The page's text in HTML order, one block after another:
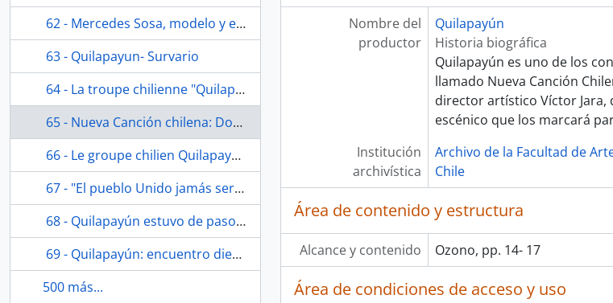
62 - Mercedes Sosa, modelo y ejemplo
63 - Quilapayun- Survario
64 - La troupe chilienne "Quilapayun" ce soir à la salle des fêtes
65 - Nueva Canción chilena: Dos años en el exilio
66 - Le groupe chilien Quilapayun reçu a la mairie avant sa représentation a la salle Omnisports
67 - "El pueblo Unido jamás será vencido"
68 - Quilapayún estuvo de paso ayer...
69 - Quilapayún: encuentro diez años después
500 más...
Nombre del
productor
Quilapayún
Historia biográfica
Quilapayún es uno de los
llamado Nueva Canción
director artístico Víctor Jara,
escénico que los marcará
Institución
archivística
Archivo de la Facultad de
Chile
Área de contenido y estructura
Alcance y contenido Ozono, pp. 14- 17
Área de condiciones de acceso y uso